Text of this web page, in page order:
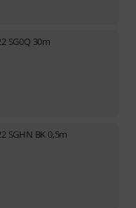
SG0Q 30m
SGHN BK 0,5m